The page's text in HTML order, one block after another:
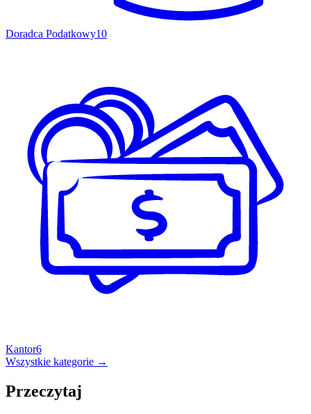
Doradca Podatkowy10
Kantor6
Wszystkie kategorie →
Przeczytaj